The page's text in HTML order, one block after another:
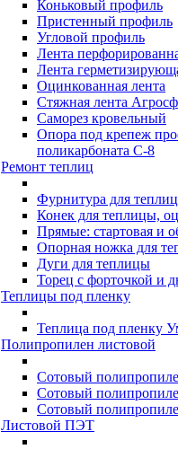
Коньковый профиль
Пристенный профиль
Угловой профиль
Лента
Лента
Оцинкованная лента
Стяжная лента
Саморез кровельный
Опора под крепеж
поликарбоната С-8
Ремонт теплиц
Фурнитура для
Конек для теплицы,
Прямые: стартовая и
Опорная ножка для
Дуги для теплицы
Торец с форточкой и
Теплицы под пленку
Теплица под пленку
Полипропилен листовой
Сотовый
Сотовый
Сотовый
Листовой ПЭТ